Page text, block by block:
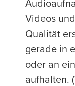
Videos
Qualität
gerade in
oder an
aufhalten. (